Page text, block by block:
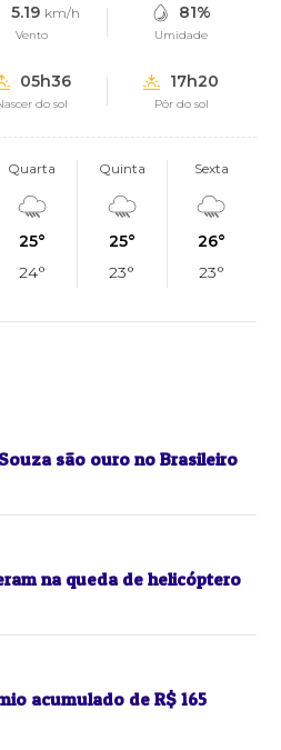
5.19 km/h
Vento
81%
Umidade
05h36
do sol
17h20
Pôr do sol
Quarta
25°
24°
Quinta
25°
23°
Sexta
26°
23°
são ouro no Brasileiro
na queda de helicóptero
acumulado de R$ 165